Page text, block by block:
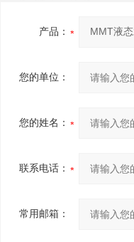
产品：
您的单位：
您的姓名：
联系电话：
常用邮箱：